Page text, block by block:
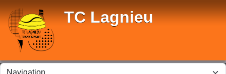
TC Lagnieu